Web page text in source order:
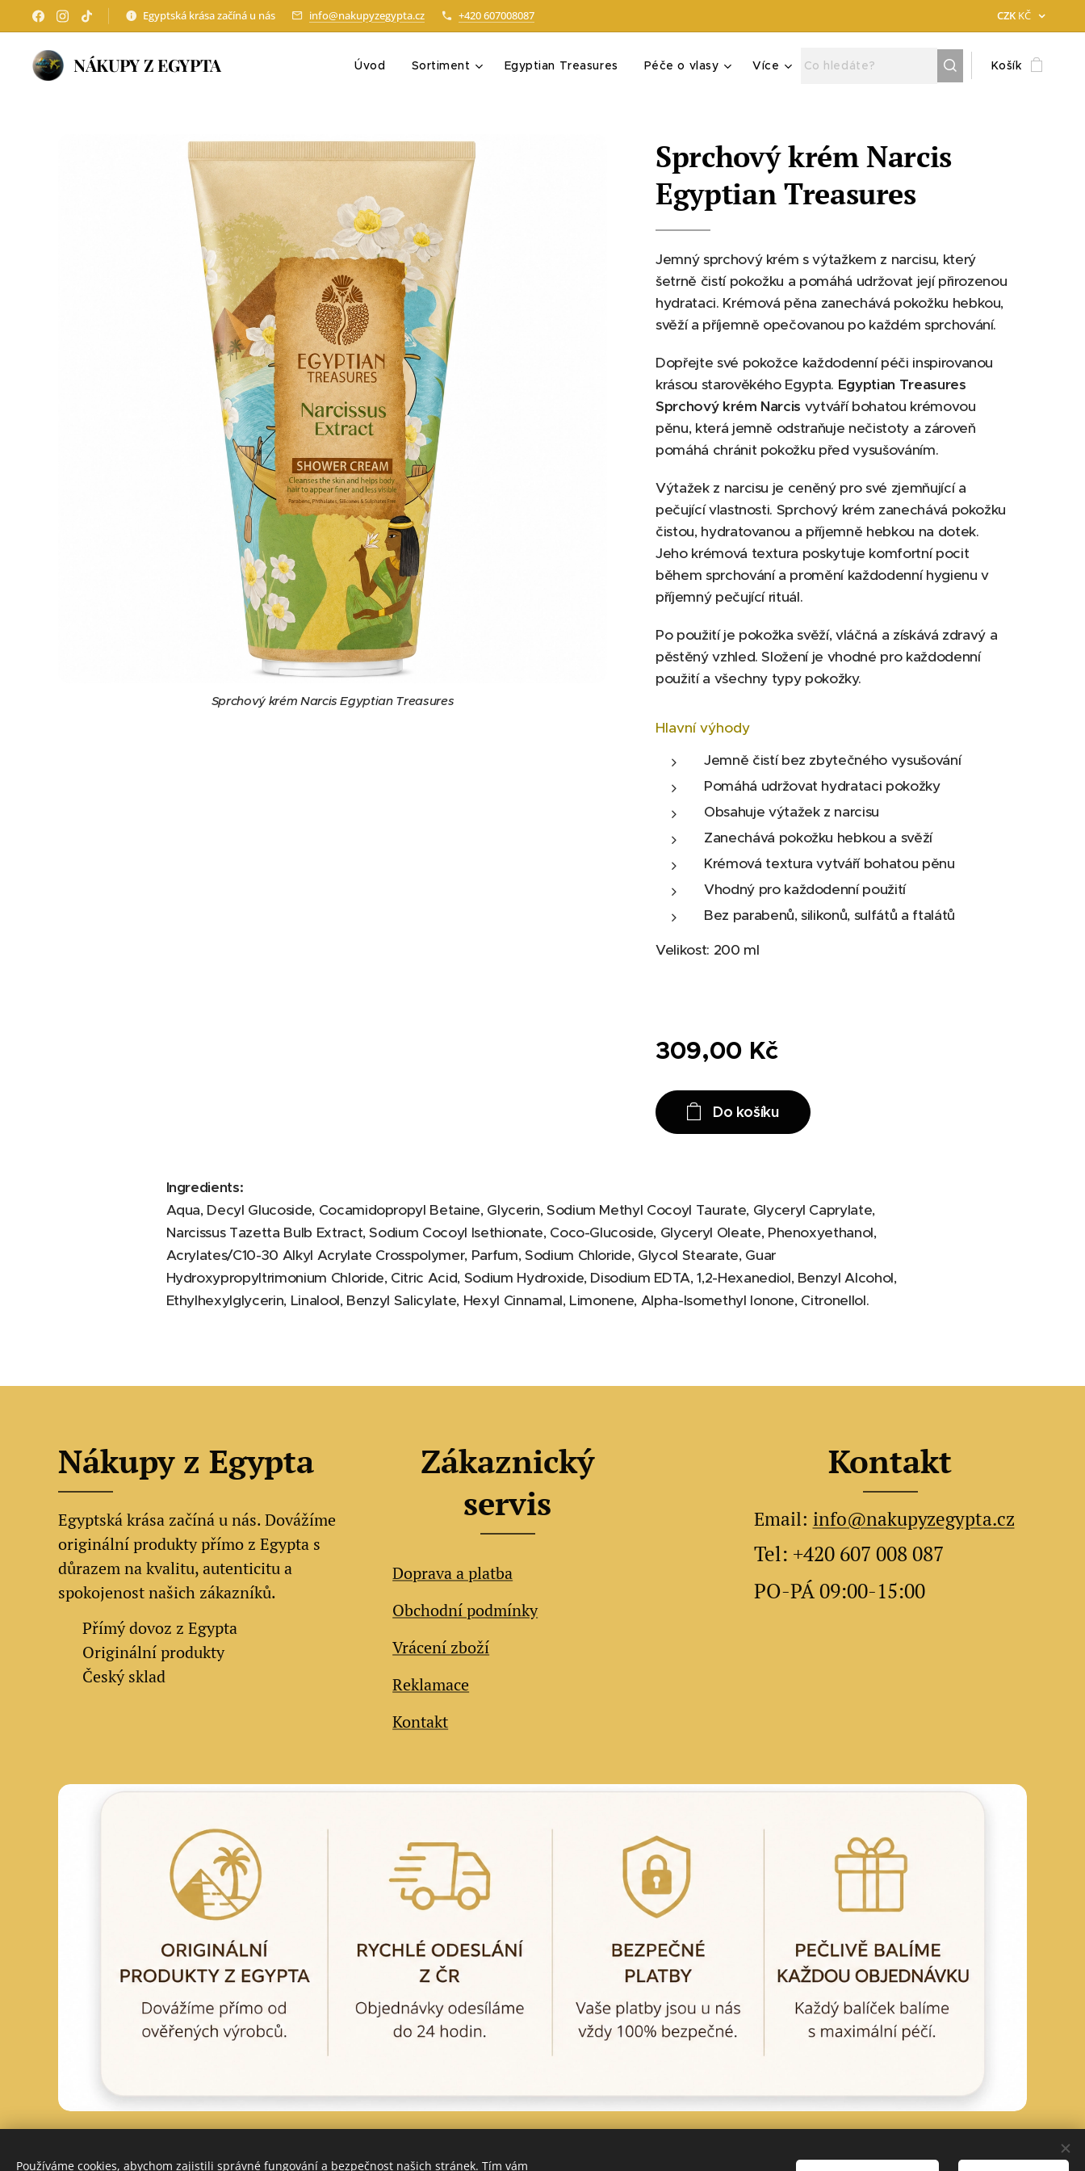
Egyptská krása začíná u nás info@nakupyzegypta.cz +420 607008087 CZK KČ
NÁKUPY Z EGYPTA Úvod Sortiment Egyptian Treasures Péče o vlasy Více Košík
Sprchový krém Narcis
Egyptian Treasures
Sprchový krém Narcis Egyptian Treasures
Jemný sprchový krém s výtažkem z narcisu, který
šetrně čistí pokožku a pomáhá udržovat její přirozenou
hydrataci. Krémová pěna zanechává pokožku hebkou,
svěží a příjemně opečovanou po každém sprchování.
Dopřejte své pokožce každodenní péči inspirovanou
krásou starověkého Egypta. Egyptian Treasures
Sprchový krém Narcis vytváří bohatou krémovou
pěnu, která jemně odstraňuje nečistoty a zároveň
pomáhá chránit pokožku před vysušováním.
Výtažek z narcisu je ceněný pro své zjemňující a
pečující vlastnosti. Sprchový krém zanechává pokožku
čistou, hydratovanou a příjemně hebkou na dotek.
Jeho krémová textura poskytuje komfortní pocit
během sprchování a promění každodenní hygienu v
příjemný pečující rituál.
Po použití je pokožka svěží, vláčná a získává zdravý a
pěstěný vzhled. Složení je vhodné pro každodenní
použití a všechny typy pokožky.
Hlavní výhody
Jemně čistí bez zbytečného vysušování
Pomáhá udržovat hydrataci pokožky
Obsahuje výtažek z narcisu
Zanechává pokožku hebkou a svěží
Krémová textura vytváří bohatou pěnu
Vhodný pro každodenní použití
Bez parabenů, silikonů, sulfátů a ftalátů
Velikost: 200 ml
309,00 Kč
Do košíku
Ingredients:
Aqua, Decyl Glucoside, Cocamidopropyl Betaine, Glycerin, Sodium Methyl Cocoyl Taurate, Glyceryl Caprylate,
Narcissus Tazetta Bulb Extract, Sodium Cocoyl Isethionate, Coco-Glucoside, Glyceryl Oleate, Phenoxyethanol,
Acrylates/C10-30 Alkyl Acrylate Crosspolymer, Parfum, Sodium Chloride, Glycol Stearate, Guar
Hydroxypropyltrimonium Chloride, Citric Acid, Sodium Hydroxide, Disodium EDTA, 1,2-Hexanediol, Benzyl Alcohol,
Ethylhexylglycerin, Linalool, Benzyl Salicylate, Hexyl Cinnamal, Limonene, Alpha-Isomethyl Ionone, Citronellol.
Nákupy z Egypta
Egyptská krása začíná u nás. Dovážíme
originální produkty přímo z Egypta s
důrazem na kvalitu, autenticitu a
spokojenost našich zákazníků.
Přímý dovoz z Egypta
Originální produkty
✔ Český sklad
Zákaznický
servis
Doprava a platba
Obchodní podmínky
Vrácení zboží
Reklamace
Kontakt
Kontakt
Email: info@nakupyzegypta.cz
Tel: +420 607 008 087
PO-PÁ 09:00-15:00
Používáme cookies, abychom zajistili správné fungování a bezpečnost našich stránek. Tím vám